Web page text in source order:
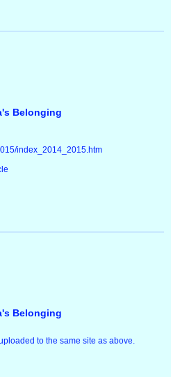
Belonging
index_2014_2015.htm
Belonging
to the same site as above.